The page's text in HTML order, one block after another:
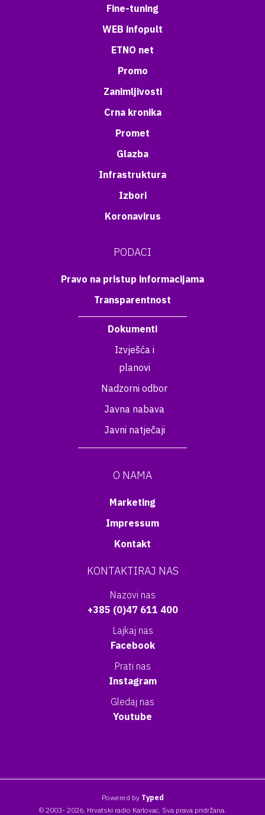
Fine-tuning
WEB infopult
ETNO net
Promo
Zanimljivosti
Crna kronika
Promet
Glazba
Infrastruktura
Izbori
Koronavirus
PODACI
Pravo na pristup informacijama
Transparentnost
Dokumenti
Izvješća i
planovi
Nadzorni odbor
Javna nabava
Javni natječaji
O NAMA
Marketing
Impressum
Kontakt
KONTAKTIRAJ NAS
Nazovi nas
+385 (0)47 611 400
Lajkaj nas
Facebook
Prati nas
Instagram
Gledaj nas
Youtube
Powered by Typed
© 2003- 2026. Hrvatski radio Karlovac. Sva prava pridržana.